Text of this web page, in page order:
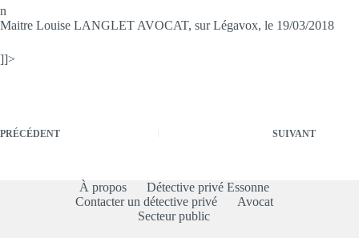
n
Maitre Louise LANGLET AVOCAT, sur Légavox, le 19/03/2018
]]>
PRÉCÉDENT SUIVANT
À propos
Détective privé Essonne
Contacter un détective privé
Avocat
Secteur public